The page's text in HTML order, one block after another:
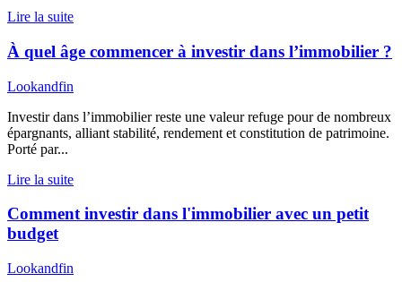
Lire la suite
À quel âge commencer à investir dans l’immobilier ?
Lookandfin
Investir dans l’immobilier reste une valeur refuge pour de nombreux
épargnants, alliant stabilité, rendement et constitution de patrimoine.
Porté par...
Lire la suite
Comment investir dans l'immobilier avec un petit
budget
Lookandfin